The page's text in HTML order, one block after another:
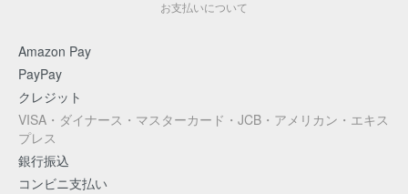
お支払いについて
Amazon Pay
PayPay
クレジット
VISA・ダイナース・マスターカード・JCB・アメリカン・エキス
プレス
銀行振込
コンビニ支払い